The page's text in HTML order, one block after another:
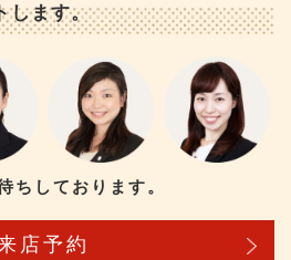
します。
ちしております。
店予約